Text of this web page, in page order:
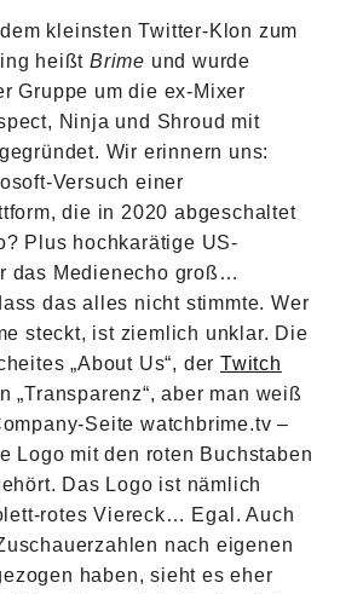
kleinsten Twitter-Klon zum
heißtBrime und wurde
Gruppe um die ex-Mixer
Ninja und Shroud mit
Wir erinnern uns:
Versuch einer
die in 2020 abgeschaltet
Plus hochkarätige US-
das Medienecho groß…
das alles nicht stimmte. Wer
steckt, ist ziemlich unklar. Die
„About Us“, derTwitch
„Transparenz“, aber man weiß
Seite watchbrime.tv –
Logo mit den roten Buchstaben
Das Logo ist nämlich
rotes Viereck… Egal. Auch
nach eigenen
haben, sieht es eher